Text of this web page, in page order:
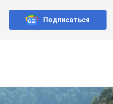
Подписаться